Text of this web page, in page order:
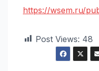
https://wsem.ru/
Post Views: 48